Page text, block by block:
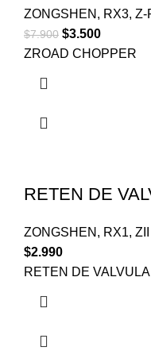
ZONGSHEN , RX3, Z-
$7.900 $3.500
ZROAD CHOPPER
RETEN DE
ZONGSHEN , RX1, ZII
$2.990
RETEN DE